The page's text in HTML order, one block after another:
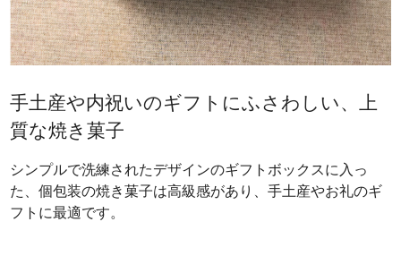
手土産や内祝いのギフトにふさわしい、上
質な焼き菓子
シンプルで洗練されたデザインのギフトボックスに入っ
た、個包装の焼き菓子は高級感があり、手土産やお礼のギ
フトに最適です。